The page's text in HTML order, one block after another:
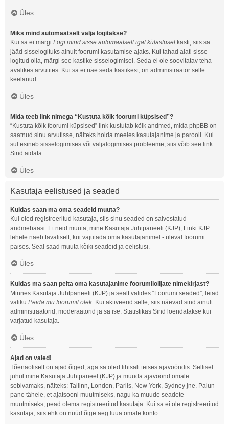
Üles
Miks mind automaatselt välja logitakse?
Kui sa ei märgi Logi mind sisse automaatselt igal külastusel kasti, siis sa
jääd sisselogituks ainult foorumi kasutamise ajaks. Kui tahad alati sisse
logitud olla, märgi see kastike sisselogimisel. Seda ei ole soovitatav teha
avalikes arvutites. Kui sa ei näe seda kastikest, on administraator selle
keelanud.
Üles
Mida teeb link nimega “Kustuta kõik foorumi küpsised”?
“Kustuta kõik foorumi küpsised” link kustutab kõik andmed, mida phpBB on
saatnud sinu arvutisse, näiteks hoida meeles kasutajanime ja parooli. Kui
sul esineb sisselogimises või väljalogimises probleeme, siis võib see link
Sind aidata.
Üles
Kasutaja eelistused ja seaded
Kuidas saan ma oma seadeid muuta?
Kui oled registreeritud kasutaja, siis sinu seaded on salvestatud
andmebaasi. Et neid muuta, mine Kasutaja Juhtpaneeli (KJP); Linki KJP
lehele näeb tavaliselt, kui vajutada oma kasutajanimel - üleval foorumi
päises. Seal saad muuta kõiki seadeid ja eelistusi.
Üles
Kuidas ma saan peita oma kasutajanime foorumilolijate nimekirjast?
Minnes Kasutaja Juhtpaneeli (KJP) ja sealt valides “Foorumi seaded”, leiad
valiku Peida mu foorumil olek. Kui aktiveerid selle, siis näevad sind ainult
administraatorid, moderaatorid ja sa ise. Statistikas Sind loendatakse kui
varjatud kasutaja.
Üles
Ajad on valed!
Tõenäoliselt on ajad õiged, aga sa oled lihtsalt teises ajavööndis. Sellisel
juhul mine Kasutaja Juhtpaneel (KJP) ja muuda ajavöönd omale
sobivamaks, näiteks: Tallinn, London, Pariis, New York, Sydney jne. Palun
pane tähele, et ajatsooni muutmiseks, nagu ka muude seadete
muutmiseks, pead olema registreeritud kasutaja. Kui sa ei ole registreeritud
kasutaja, siis ehk on nüüd õige aeg luua omale konto.